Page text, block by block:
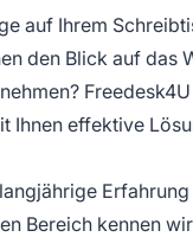
auf Ihrem
den Blick auf das
Ihnen effektive
Erfahrung
Bereich kennen